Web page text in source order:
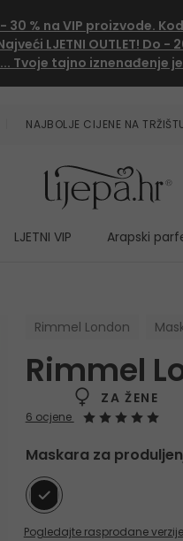
- 30 % na VIP proizvode.
LJETNI OUTLET! Do -
Tvoje tajno iznenađenje
NAJBOLJE CIJENE NA
LJETNI VIP Arapski
Rimmel London
Rimmel
ZA ŽENE
6 ocjene
Maskara za
Pogledajte rasprodane verzije